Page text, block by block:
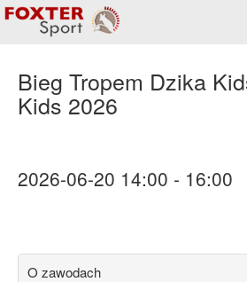
Bieg Tropem Dzika
Kids 2026
2026-06-20 14:00 - 16:00
O zawodach